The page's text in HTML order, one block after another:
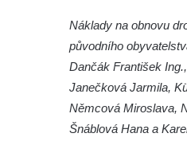
Kříž u lípy Jana
Boží muka u
Kříž na návsi v
Kříž poblíž domu
Náklady na obnovu
původního
Dančák František
Janečková Jarmila,
Němcová Miroslava,
Šnáblová Hana a